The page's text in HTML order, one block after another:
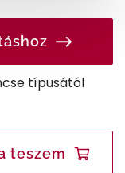
típusától
teszem